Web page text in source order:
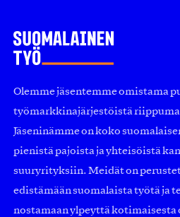
Olemme jäsentemme omistama
työmarkkinajärjestöistä
Jäseninämme on koko
pienistä pajoista ja yhteisöistä
suuryrityksiin. Meidät on
edistämään suomalaista työtä ja
nostamaan ylpeyttä kotimaisesta